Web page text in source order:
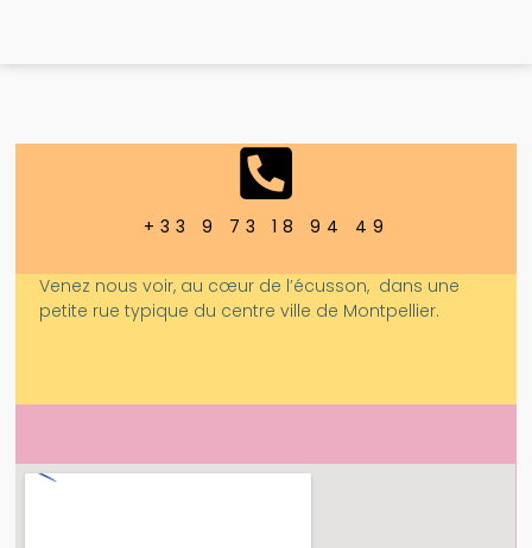
+33 9 73 18 94 49
Venez nous voir, au cœur de l’écusson, dans une
petite rue typique du centre ville de Montpellier.